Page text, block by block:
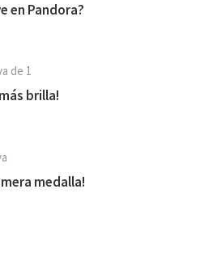
en Pandora?
de 1
brilla!
medalla!